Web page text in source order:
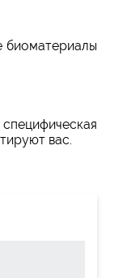
биоматериалы
вас.